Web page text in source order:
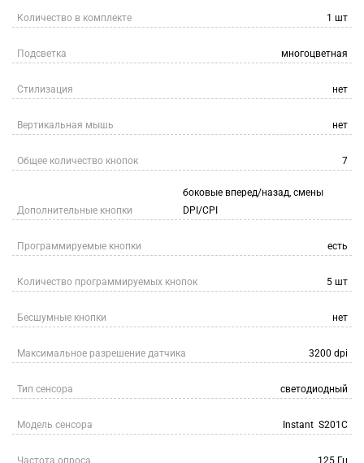
Количество в комплекте 1 шт
Подсветка многоцветная
Стилизация нет
Вертикальная мышь нет
Общее количество кнопок 7
Дополнительные кнопки
боковые вперед/назад, смены
DPI/CPI
Программируемые кнопки есть
Количество программируемых кнопок 5 шт
Бесшумные кнопки нет
Максимальное разрешение датчика 3200 dpi
Тип сенсора светодиодный
Модель сенсора Instant S201C
Частота опроса 125 Гц